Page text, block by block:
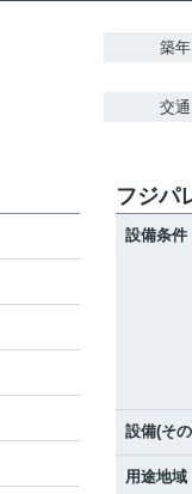
築年
交通
フジパ
設備条件
設備(そ
用途地域